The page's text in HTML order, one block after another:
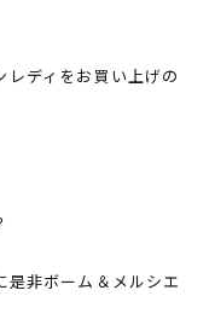
レディをお買い上げの
非ボーム＆メルシエ